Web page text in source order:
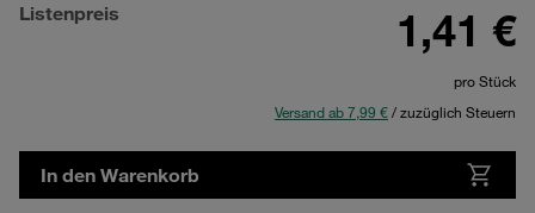
Listenpreis 1,41 €
pro Stück
Versand ab 7,99 €/ zuzüglich Steuern
In den Warenkorb